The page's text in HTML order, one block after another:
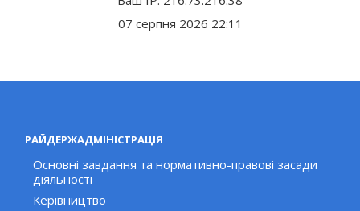
07 серпня 2026 22:11
РАЙДЕРЖАДМІНІСТРАЦІЯ
Основні завдання та нормативно-правові засади
діяльності
Керівництво